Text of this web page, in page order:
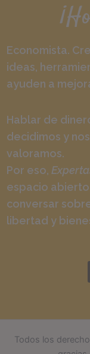
Economista.
ideas,
ayuden a
Hablar de
decidimos y
valoramos.
Por eso,
espacio
conversar
libertad y
Todos los